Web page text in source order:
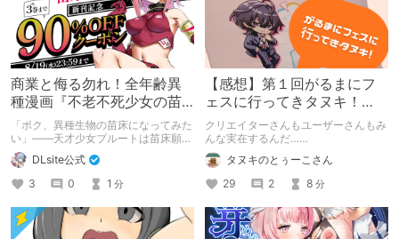
商業と侮る勿れ！全年齢異
種漫画『不老不死少女の苗
床旅行記』新刊記念1～3巻
90%オフクーポン配布中✨
「ボク、異種生物の苗床になってみた
い」――天才少女プルートは苗床願望
を叶えるため、不老不死の体を手に入
れた！ 話題沸騰の全年齢苗床コミッ
クスの新刊が発売開始！ それを記念
して1～3巻まで90%OFFクーポン配
布いたします！ まだ本作品未体験の
皆さん、多分お好きです。ぜひお試し
ください。
DLsite公式
3
0 1 分
【感想】第１回がるまにフ
ェスに行ってきタヌキ！
【レポ】
クリエイターさんもユーザーさんもみ
んな実在するんだ……
タヌキのとぅーこさん
29
2 8 分